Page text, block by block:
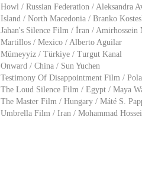
Howl / Russian Federation / Aleksandra
Island / North Macedonia / Branko
Jahan's Silence Film / İran / Amirhossein
Martillos / Mexico / Alberto Aguilar
Mümeyyiz / Türkiye / Turgut Kanal
Onward / China / Sun Yuchen
Testimony Of Disappointment Film /
The Loud Silence Film / Egypt / Maya
The Master Film / Hungary / Máté S.
Umbrella Film / Iran / Mohammad